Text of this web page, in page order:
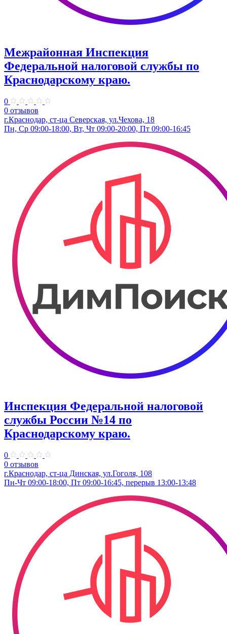
Межрайонная Инспекция
Федеральной налоговой службы по
Краснодарскому краю.
0
0 отзывов
г.Краснодар, ст-ца Северская, ул.Чехова, 18
Пн, Ср 09:00-18:00, Вт, Чт 09:00-20:00, Пт 09:00-16:45
Инспекция Федеральной налоговой
службы России №14 по
Краснодарскому краю.
0
0 отзывов
г.Краснодар, ст-ца Динская, ул.Гоголя, 108
Пн-Чт 09:00-18:00, Пт 09:00-16:45, перерыв 13:00-13:48